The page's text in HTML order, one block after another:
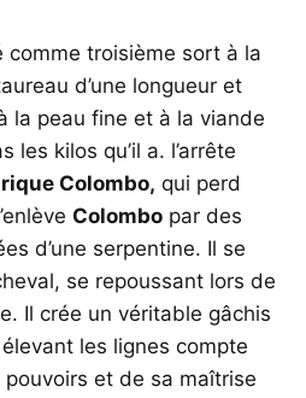
comme troisième sort à la
d’une longueur et
la peau fine et à la viande
les kilos qu’il a. l’arrête
Colombo, qui perd
Colombo par des
d’une serpentine. Il se
se repoussant lors de
Il crée un véritable gâchis
les lignes compte
et de sa maîtrise